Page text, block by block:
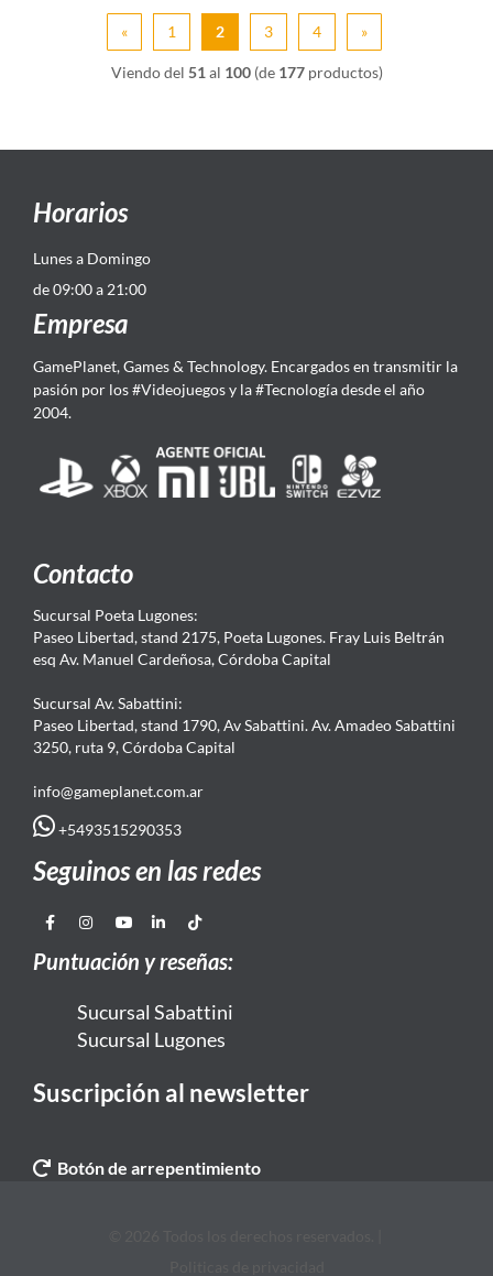
« 1 2 3 4 »
Viendo del 51 al 100(de 177productos)
Horarios
Lunes a Domingo
de 09:00 a 21:00
Empresa
GamePlanet, Games & Technology. Encargados en transmitir la
pasión por los #Videojuegos y la #Tecnología desde el año
2004.
Contacto
Sucursal Poeta Lugones:
Paseo Libertad, stand 2175, Poeta Lugones. Fray Luis Beltrán
esq Av. Manuel Cardeñosa, Córdoba Capital
Sucursal Av. Sabattini:
Paseo Libertad, stand 1790, Av Sabattini. Av. Amadeo Sabattini
3250, ruta 9, Córdoba Capital
info@gameplanet.com.ar
+5493515290353
Seguinos en las redes
Puntuación y reseñas:
Sucursal Sabattini
Sucursal Lugones
Suscripción al newsletter
Botón de arrepentimiento